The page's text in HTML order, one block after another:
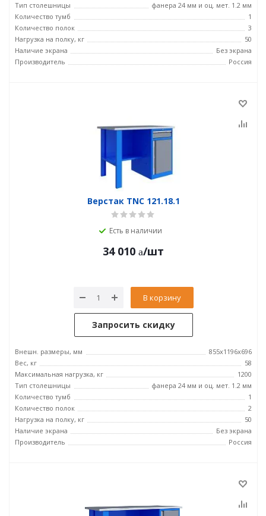
Тип столешницы
фанера 24 мм и оц. мет. 1.2 мм
Количество тумб
1
Количество полок
3
Нагрузка на полку, кг
50
Наличие экрана
Без экрана
Производитель
Россия
Верстак TNC 121.18.1
Есть в наличии
34 010 /шт
В корзину
Запросить скидку
Внешн. размеры, мм
855x1196x696
Вес, кг
58
Максимальная нагрузка, кг
1200
Тип столешницы
фанера 24 мм и оц. мет. 1.2 мм
Количество тумб
1
Количество полок
2
Нагрузка на полку, кг
50
Наличие экрана
Без экрана
Производитель
Россия